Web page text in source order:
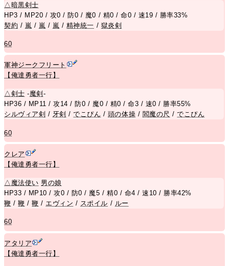
△ 暗黒剣士
HP3 / MP20 / 攻0 / 防0 / 魔0 / 精0 / 命0 / 速19 / 勝率33%
契約 / 嵐 / 嵐 / 嵐 / 精神統一 / 獄炎剣
60
軍神ジークフリート
【俺達勇者一行】
△剣士 -魔剣 -
HP36 / MP11 / 攻14 / 防0 / 魔0 / 精0 / 命3 / 速0 / 勝率55%
シルヴィア剣 / 牙剣 /でこぴん / 頭の体操 / 閻魔の尺 /でこぴん
60
クレア
【俺達勇者一行】
△ 魔法使い 男の娘
HP33 / MP10 / 攻0 / 防0 / 魔5 / 精0 / 命4 / 速10 / 勝率42%
鞭 /鞭 /鞭 / エヴィン / スポイル / ルー
60
アタリア
【俺達勇者一行】